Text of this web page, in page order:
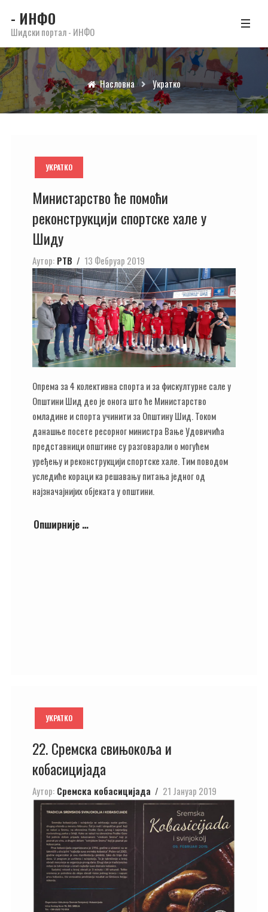
- ИНФО
Шидски портал - ИНФО
Насловна Укратко
УКРАТКО
Министарство ће помоћи
реконструкцији спортске хале у
Шиду
Аутор: РТВ 13 Фебруар 2019
Опрема за 4 колективна спорта и за фискултурне сале у
Општини Шид део је онога што ће Министарство
омладине и спорта учинити за Општину Шид. Током
данашње посете ресорног министра Вање Удовичића
представници општине су разговарали о могућем
уређењу и реконструкцији спортске хале. Тим поводом
уследиће кораци ка решавању питања једног од
најзначајнијих објеката у општини.
Опширније …
УКРАТКО
22. Сремска свињокоља и
кобасицијада
Аутор: Сремска кобасицијада 21 Јануар 2019